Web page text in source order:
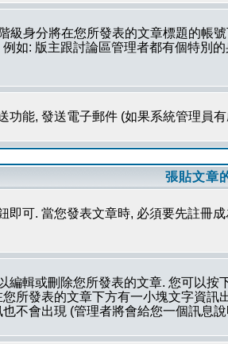
級身分將在您所發表的文章標題的帳
如: 版主跟討論區管理者都有個特別
能, 發送電子郵件 (如果系統管理員
張貼文章
可. 當您發表文章時, 必須要先註冊
編輯或刪除您所發表的文章. 您可以
所發表的文章下方有一小塊文字資
不會出現 (管理者將會給您一個訊息